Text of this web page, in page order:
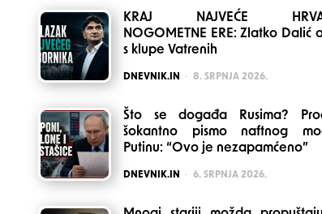
KRAJ NAJVEĆE
NOGOMETNE ERE: Zlatko Dalić
s klupe Vatrenih
POSTED
DNEVNIK.IN 8. SRPNJA 2026.
Što se događa Rusima?
šokantno pismo naftnog
Putinu: “Ovo je nezapamćeno”
POSTED
DNEVNIK.IN 6. SRPNJA 2026.